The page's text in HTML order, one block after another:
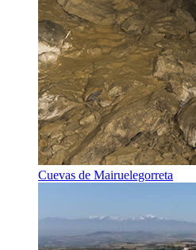
Cuevas de Mairuelegorreta